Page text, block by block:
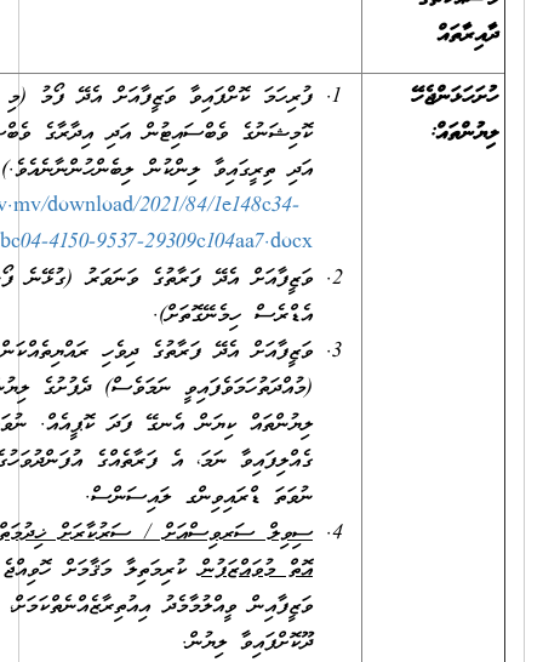
ފުރިހަމަ ކޮށްފައިވާ ވަޒީފާއަށް އެދޭ ފޯމު (މި ފޯމު ސިވިލް ސަރވިސް
ކޮމިޝަނުގެ ވެބްސައިޓުން އަދި އިދާރާގެ ވެބްސައިޓުންނާއި ކައުންޓަރުން
އަދި ތިރީގައިވާ ލިންކުން ލިބެންހުންނާނެއެވެ.)
https://www.csc.gov.mv/download/2021/84/1e148c34-
bc04-4150-9537-29309c104aa7.docx
ވަޒީފާއަށް އެދޭ ފަރާތުގެ ވަނަވަރު (ގުޅޭނެ ފޯނު ނަންބަރާއި އީ-މެއިލް
ވަޒީފާއަށް އެދޭ ފަރާތުގެ ދިވެހި ރައްޔިތެއްކަން އަންގައިދޭ ކާޑުގެ
(މުއްދަތުހަމަވެފައިވީ ނަމަވެސް) ދެފުށުގެ ލިޔުންތައް ފެންނަ، ލިޔެފައިވާ
ލިޔުންތައް ކިޔަން އެނގޭ ފަދަ ކޮޕީއެއް. ނުވަތަ އައި.ޑީ. ކާޑު
ގެއްލިފައިވާ ނަމަ، އެ ފަރާތެއްގެ އުފަންދުވަހުގެ ސެޓްފިކެޓު، ޕާސްޕޯޓް
ނުވަތަ ޑްރައިވިންގ ލައިސަންސް.
ސިވިލް ސަރވިސްއަށް / ސަރުކާރަށް ޚިދުމަތްކުރުމުގެ އެއްބަސްވުމެއް
ކުރިމަތިލާ މަޤާމަށް ހޮވިއްޖެ ނަމަ، އަދާކުރަމުންދާ
ވަޒީފާއިން ވީއްލުމާމެދު އިއުތިރާޒެއްނެތްކަމަށް، ވަޒީފާ އަދާކުރާ އޮފީހުން